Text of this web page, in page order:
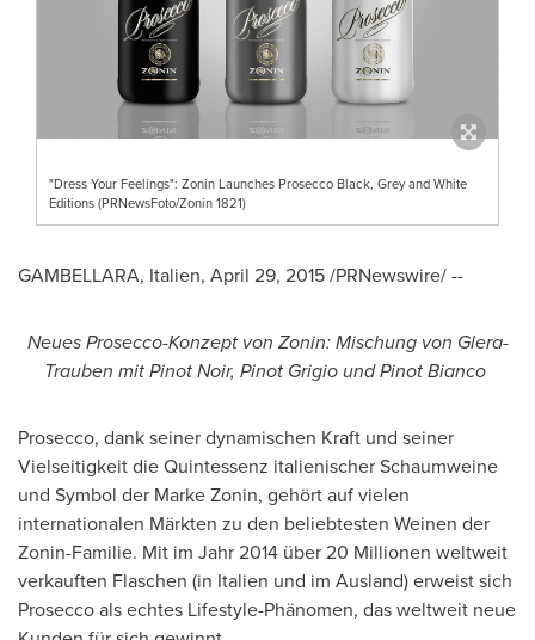
"Dress Your Feelings": Zonin Launches Prosecco Black, Grey and White
Editions (PRNewsFoto/Zonin 1821)
GAMBELLARA, Italien, April 29, 2015/PRNewswire/ --
Neues Prosecco-Konzept von Zonin: Mischung von Glera-
Trauben mit Pinot Noir, Pinot Grigio und Pinot Bianco
Prosecco, dank seiner dynamischen Kraft und seiner
Vielseitigkeit die Quintessenz italienischer Schaumweine
und Symbol der Marke Zonin, gehört auf vielen
internationalen Märkten zu den beliebtesten Weinen der
Zonin-Familie. Mit im Jahr 2014 über 20 Millionen weltweit
verkauften Flaschen (in Italien und im Ausland) erweist sich
Prosecco als echtes Lifestyle-Phänomen, das weltweit neue